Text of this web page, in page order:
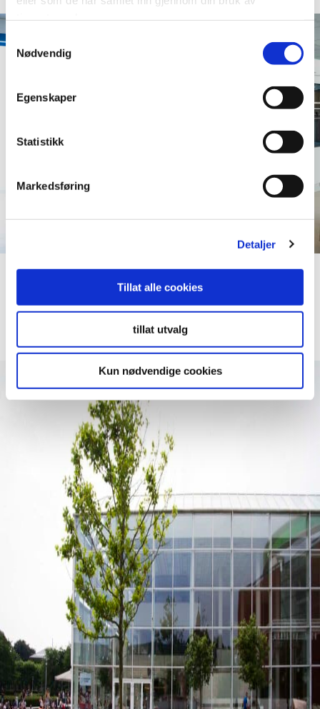
Samtykkevalg
Nødvendig
Egenskaper
Statistikk
Markedsføring
Detaljer
Tillat alle cookies
tillat utvalg
Kun nødvendige cookies
Se flere